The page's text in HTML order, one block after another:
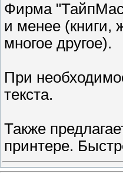
Фирма
и менее (книги,
многое другое).
При
текста.
Также
принтере.